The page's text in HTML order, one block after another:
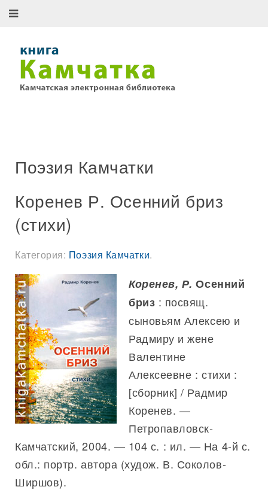
Поэзия Камчатки
Коренев Р. Осенний бриз
(стихи)
Категория: Поэзия Камчатки.
Коренев, Р. Осенний
бриз : посвящ.
сыновьям Алексею и
Радмиру и жене
Валентине
Алексеевне : стихи :
[сборник] / Радмир
Коренев. —
Петропавловск-
Камчатский, 2004. — 104 с. : ил. — На 4-й с.
обл.: портр. автора (худож. В. Соколов-
Ширшов).